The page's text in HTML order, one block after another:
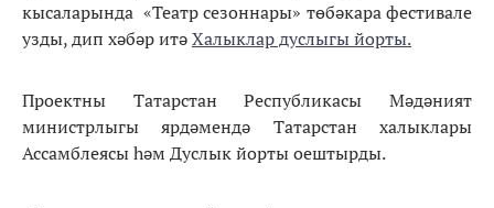
кысаларында «Театр сезоннары» төбәкара фестивале
узды, дип хәбәр итәХалыклар дуслыгы йорты.
Проектны Татарстан Республикасы Мәдәният
министрлыгы ярдәмендә Татарстан халыклары
Ассамблеясы һәм Дуслык йорты оештырды.